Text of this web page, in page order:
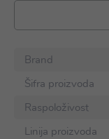
Brand
Šifra proizvoda
Raspoloživost
Linija proizvoda